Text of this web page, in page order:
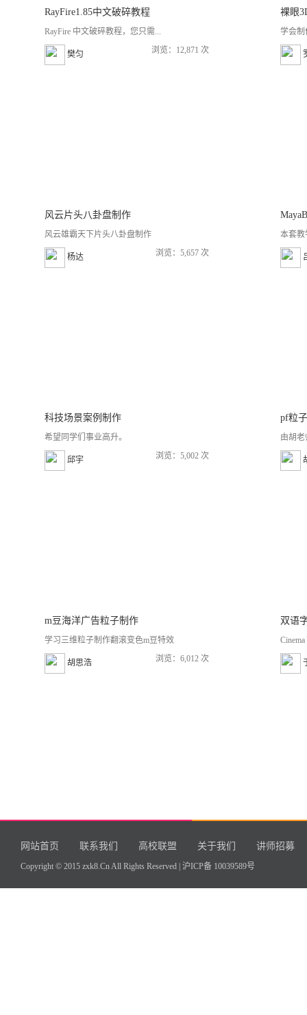
RayFire1.85中文破碎教程
RayFire 中文破碎教程，您只需...
樊匀 浏览：12,871 次
裸眼
学会制
风云片头八卦盘制作
风云雄霸天下片头八卦盘制作
杨达 浏览：5,657 次
本套教
科技场景案例制作
希望同学们事业高升。
邱宇 浏览：5,002 次
pf粒
由胡
m豆海洋广告粒子制作
学习三维粒子制作翻滚变色m豆特效
胡思浩 浏览：6,012 次
网站首页 联系我们 高校联盟 关于我们 讲师招募
Copyright © 2015 zxk8.Cn All Rights Reserved | 沪ICP备 10039589号